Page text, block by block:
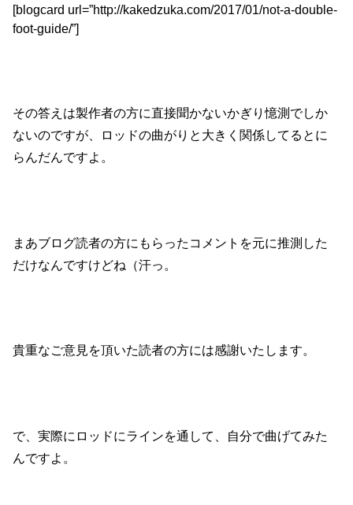
[blogcard url=”http://kakedzuka.com/2017/01/not-a-double-
foot-guide/”]
その答えは製作者の方に直接聞かないかぎり憶測でしか
ないのですが、ロッドの曲がりと大きく関係してるとに
らんだんですよ。
まあブログ読者の方にもらったコメントを元に推測した
だけなんですけどね（汗っ。
貴重なご意見を頂いた読者の方には感謝いたします。
で、実際にロッドにラインを通して、自分で曲げてみた
んですよ。